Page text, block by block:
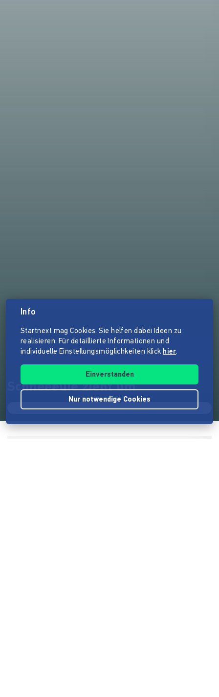
Schneeeule zieht um
Info
Startnext mag Cookies. Sie helfen dabei Ideen zu
realisieren. Für detaillierte Informationen und
individuelle Einstellungsmöglichkeiten klick hier.
Einverstanden
Nur notwendige Cookies